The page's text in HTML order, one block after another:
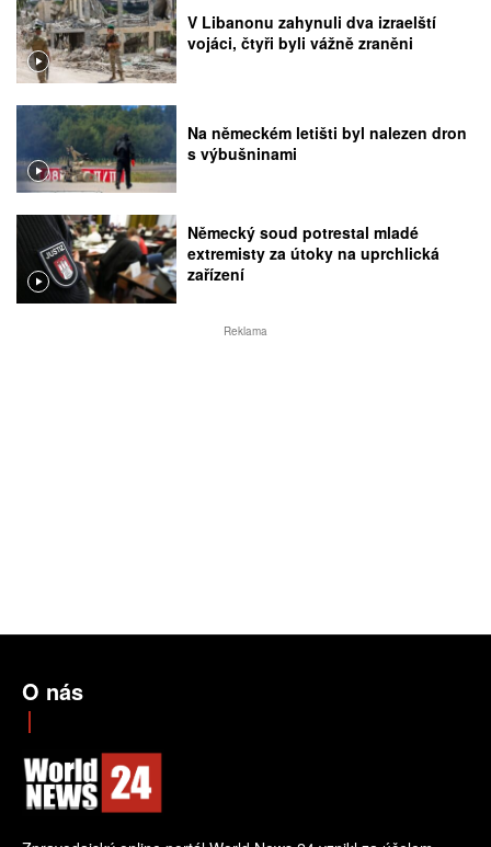
V Libanonu zahynuli dva izraelští
vojáci, čtyři byli vážně zraněni
Na německém letišti byl nalezen dron
s výbušninami
Německý soud potrestal mladé
extremisty za útoky na uprchlická
zařízení
Reklama
O nás